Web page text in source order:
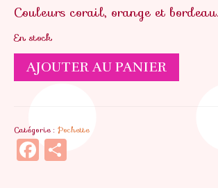
Couleurs corail, orange et bordeau.
En stock
quantité
de
AJOUTER AU PANIER
Catégorie : Pochette
Facebook